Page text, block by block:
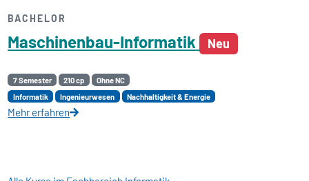
Maschinenbau-Informatik Neu
BACHELOR
7 Semester 210 cp
Ohne NC
Informatik
Ingenieurwesen Nachhaltigkeit & Energie
Mehr erfahren